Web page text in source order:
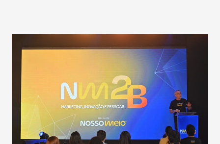
população suspeita e de cuidados com os ambientes
públicos e domiciliares. “Nós não estamos vivendo uma
epidemia comum, como temos em todos os anos, com
aumento de casos de dengue, influenza ou H1N1. Trata-se
de uma epidemia com um vírus diferente, com um poder de
contaminação maior que outros coronavírus”, apontou o
secretário. Segundo ele, é uma epidemia com chance de
contaminação alta, podendo gerar um grande risco à